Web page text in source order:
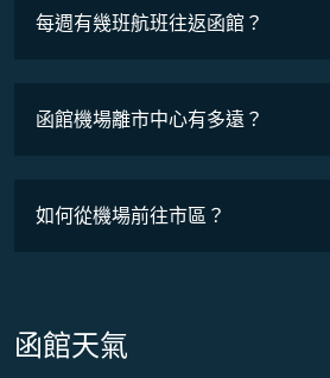
COSMILE會員
每週有幾班航班往返函館？
函館機場離市中心有多遠？
如何從機場前往市區？
函館天氣